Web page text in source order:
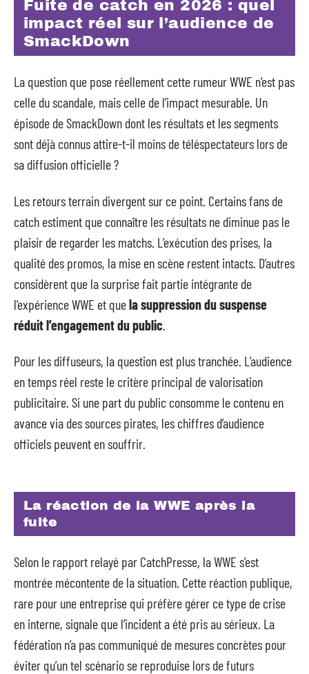
Fuite de catch en 2026 : quel
impact réel sur l’audience de
SmackDown
La question que pose réellement cette rumeur WWE n’est pas
celle du scandale, mais celle de l’impact mesurable. Un
épisode de SmackDown dont les résultats et les segments
sont déjà connus attire-t-il moins de téléspectateurs lors de
sa diffusion officielle ?
Les retours terrain divergent sur ce point. Certains fans de
catch estiment que connaître les résultats ne diminue pas le
plaisir de regarder les matchs. L’exécution des prises, la
qualité des promos, la mise en scène restent intacts. D’autres
considèrent que la surprise fait partie intégrante de
l’expérience WWE et quela suppression du suspense
réduit l’engagement du public
Pour les diffuseurs, la question est plus tranchée. L’audience
en temps réel reste le critère principal de valorisation
publicitaire. Si une part du public consomme le contenu en
avance via des sources pirates, les chiffres d’audience
officiels peuvent en souffrir.
La réaction de la WWE après la
fuite
Selon le rapport relayé par CatchPresse, la WWE s’est
montrée mécontente de la situation. Cette réaction publique,
rare pour une entreprise qui préfère gérer ce type de crise
en interne, signale que l’incident a été pris au sérieux. La
fédération n’a pas communiqué de mesures concrètes pour
éviter qu’un tel scénario se reproduise lors de futurs